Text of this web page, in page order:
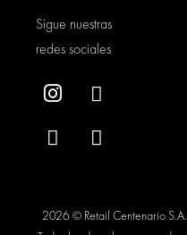
Sigue nuestras
redes sociales
2026 © Retail Centenario S.A.